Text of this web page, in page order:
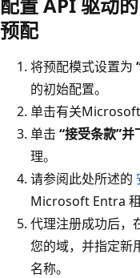
预配
将预配模式设置为
的初始配置。
单击有关Microsoft
单击 “接受条款”并
理。
请参阅此处所述的
Microsoft Entra
代理注册成功后，
您的域，并指定新
名称。